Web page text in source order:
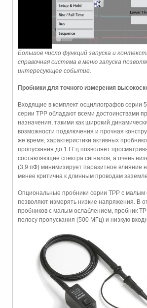
Большое число функций запуска и
справочная система в меню запуска
интересующее событие.
Пробники для точного измерения
Входящие в комплект осциллографов серии
серии TPP обладают всеми достоинствами
назначения, такими как широкий
возможности подключения и прочная
же время, характеристики активных
пропускания до 1 ГГц позволяет
составляющие спектра сигналов, а очень
(3,9 пФ) минимизирует паразитное влияние
менее критична к длинным проводам
Опциональные пробники серии TPP с малым
позволяют измерять низкие напряжения. В
пробников с малым ослаблением, пробник
полосу пропускания (500 МГц) и низкую